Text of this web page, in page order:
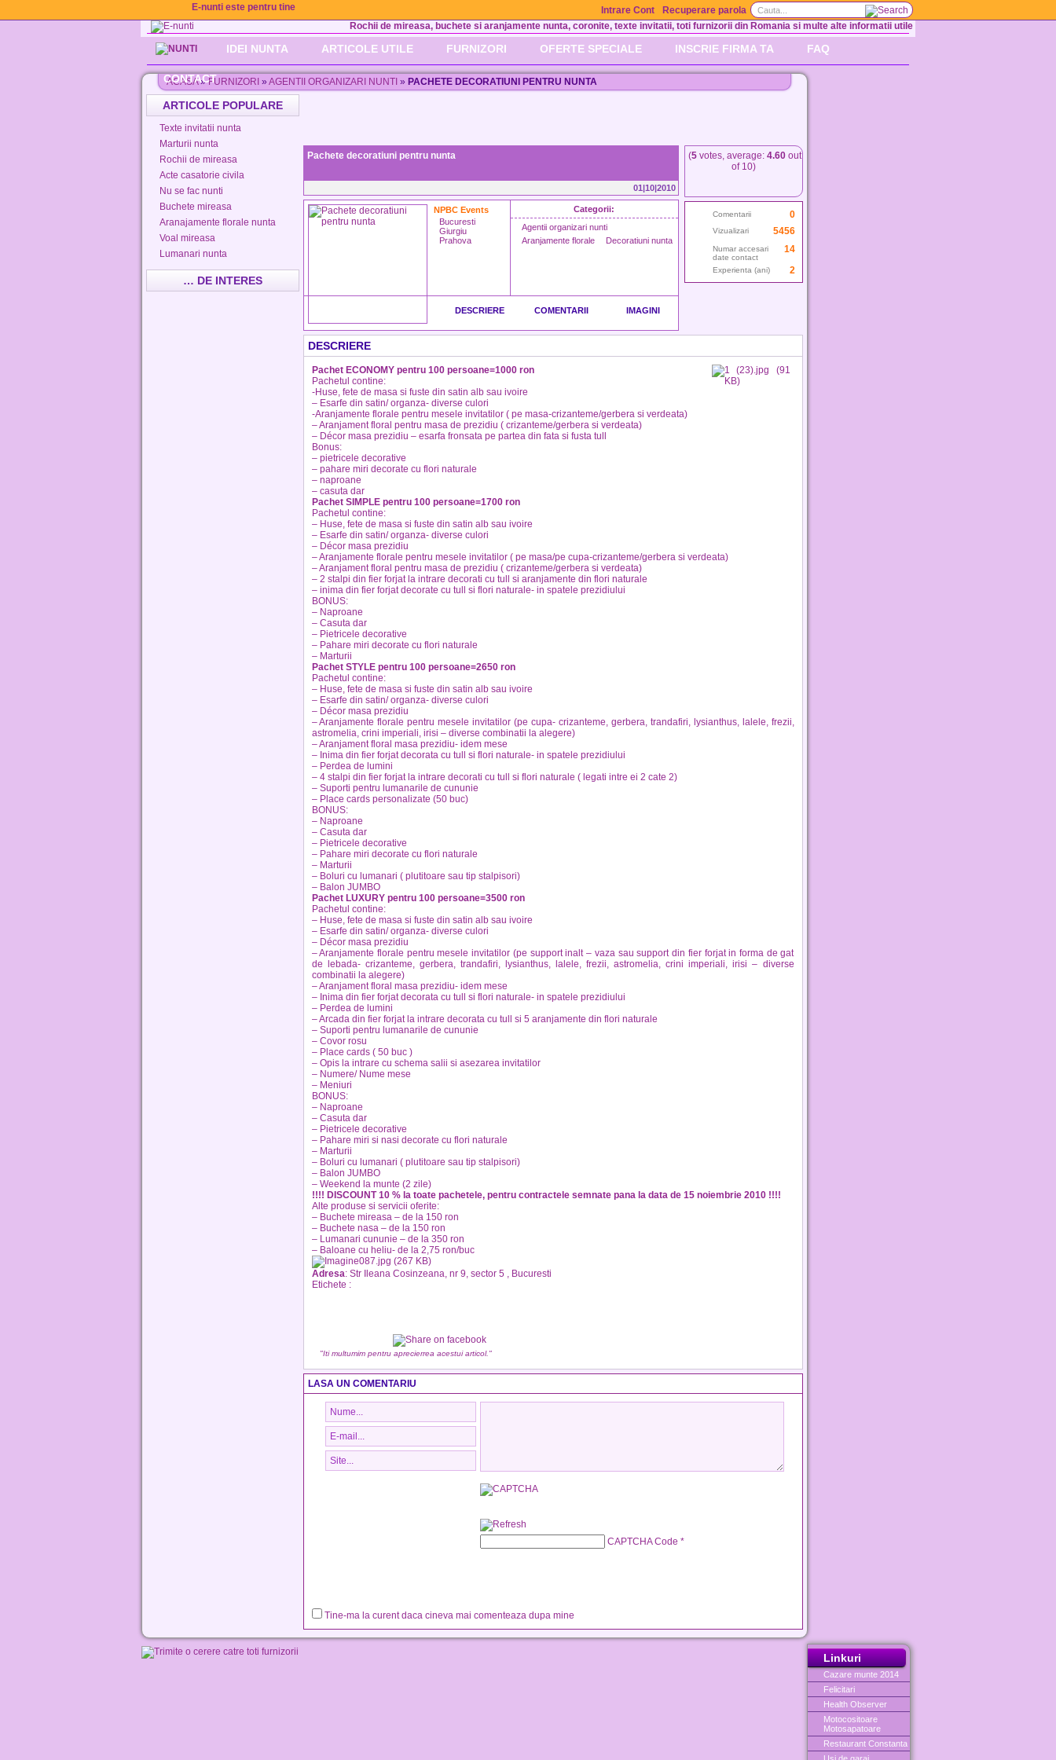
E-nunti este pentru tine Intrare Cont
Recuperare parola
Rochii de mireasa, buchete si aranjamente nunta, coronite, texte invitatii, toti furnizorii din Romania si multe alte informatii utile
IDEI NUNTA ARTICOLE UTILE FURNIZORI OFERTE SPECIALE INSCRIE FIRMA TA FAQ
CONTACT
ACASA»FURNIZORI » AGENTII ORGANIZARI NUNTI » PACHETE DECORATIUNI PENTRU NUNTA
ARTICOLE POPULARE
Texte invitatii nunta
Marturii nunta
Rochii de mireasa
Acte casatorie civila
Nu se fac nunti
Buchete mireasa
Aranajamente florale nunta
Voal mireasa
Lumanari nunta
… DE INTERES
Pachete decoratiuni pentru nunta
01|10|2010
NPBC Events
Bucuresti
Giurgiu
Prahova
Categorii:
Agentii organizari nunti
Aranjamente florale
Decoratiuni nunta
DESCRIERE COMENTARII IMAGINI
(5votes, average: 4.60out
of 10)
Comentarii 0
Vizualizari 5456
Numar accesari
date contact
14
Experienta (ani) 2
DESCRIERE
Pachet ECONOMY pentru 100 persoane=1000 ron
Pachetul contine:
-Huse, fete de masa si fuste din satin alb sau ivoire
– Esarfe din satin/ organza- diverse culori
-Aranjamente florale pentru mesele invitatilor ( pe masa-crizanteme/gerbera si verdeata)
– Aranjament floral pentru masa de prezidiu ( crizanteme/gerbera si verdeata)
– Décor masa prezidiu – esarfa fronsata pe partea din fata si fusta tull
Bonus:
– pietricele decorative
– pahare miri decorate cu flori naturale
– naproane
– casuta dar
Pachet SIMPLE pentru 100 persoane=1700 ron
Pachetul contine:
– Huse, fete de masa si fuste din satin alb sau ivoire
– Esarfe din satin/ organza- diverse culori
– Décor masa prezidiu
– Aranjamente florale pentru mesele invitatilor ( pe masa/pe cupa-crizanteme/gerbera si verdeata)
– Aranjament floral pentru masa de prezidiu ( crizanteme/gerbera si verdeata)
– 2 stalpi din fier forjat la intrare decorati cu tull si aranjamente din flori naturale
– inima din fier forjat decorate cu tull si flori naturale- in spatele prezidiului
BONUS:
– Naproane
– Casuta dar
– Pietricele decorative
– Pahare miri decorate cu flori naturale
– Marturii
Pachet STYLE pentru 100 persoane=2650 ron
Pachetul contine:
– Huse, fete de masa si fuste din satin alb sau ivoire
– Esarfe din satin/ organza- diverse culori
– Décor masa prezidiu
– Aranjamente florale pentru mesele invitatilor (pe cupa- crizanteme, gerbera, trandafiri, lysianthus, lalele, frezii,
astromelia, crini imperiali, irisi – diverse combinatii la alegere)
– Aranjament floral masa prezidiu- idem mese
– Inima din fier forjat decorata cu tull si flori naturale- in spatele prezidiului
– Perdea de lumini
– 4 stalpi din fier forjat la intrare decorati cu tull si flori naturale ( legati intre ei 2 cate 2)
– Suporti pentru lumanarile de cununie
– Place cards personalizate (50 buc)
BONUS:
– Naproane
– Casuta dar
– Pietricele decorative
– Pahare miri decorate cu flori naturale
– Marturii
– Boluri cu lumanari ( plutitoare sau tip stalpisori)
– Balon JUMBO
Pachet LUXURY pentru 100 persoane=3500 ron
Pachetul contine:
– Huse, fete de masa si fuste din satin alb sau ivoire
– Esarfe din satin/ organza- diverse culori
– Décor masa prezidiu
– Aranjamente florale pentru mesele invitatilor (pe support inalt – vaza sau support din fier forjat in forma de gat
de lebada- crizanteme, gerbera, trandafiri, lysianthus, lalele, frezii, astromelia, crini imperiali, irisi – diverse
combinatii la alegere)
– Aranjament floral masa prezidiu- idem mese
– Inima din fier forjat decorata cu tull si flori naturale- in spatele prezidiului
– Perdea de lumini
– Arcada din fier forjat la intrare decorata cu tull si 5 aranjamente din flori naturale
– Suporti pentru lumanarile de cununie
– Covor rosu
– Place cards ( 50 buc )
– Opis la intrare cu schema salii si asezarea invitatilor
– Numere/ Nume mese
– Meniuri
BONUS:
– Naproane
– Casuta dar
– Pietricele decorative
– Pahare miri si nasi decorate cu flori naturale
– Marturii
– Boluri cu lumanari ( plutitoare sau tip stalpisori)
– Balon JUMBO
– Weekend la munte (2 zile)
!!!! DISCOUNT 10 % la toate pachetele, pentru contractele semnate pana la data de 15 noiembrie 2010 !!!!
Alte produse si servicii oferite:
– Buchete mireasa – de la 150 ron
– Buchete nasa – de la 150 ron
– Lumanari cununie – de la 350 ron
– Baloane cu heliu- de la 2,75 ron/buc
Adresa: Str Ileana Cosinzeana, nr 9, sector 5 , Bucuresti
Etichete :
"Iti multumim pentru aprecierrea acestui articol."
LASA UN COMENTARIU
CAPTCHA Code *
Tine-ma la curent daca cineva mai comenteaza dupa mine
Linkuri
Cazare munte 2014
Felicitari
Health Observer
Motocositoare
Motosapatoare
Restaurant Constanta